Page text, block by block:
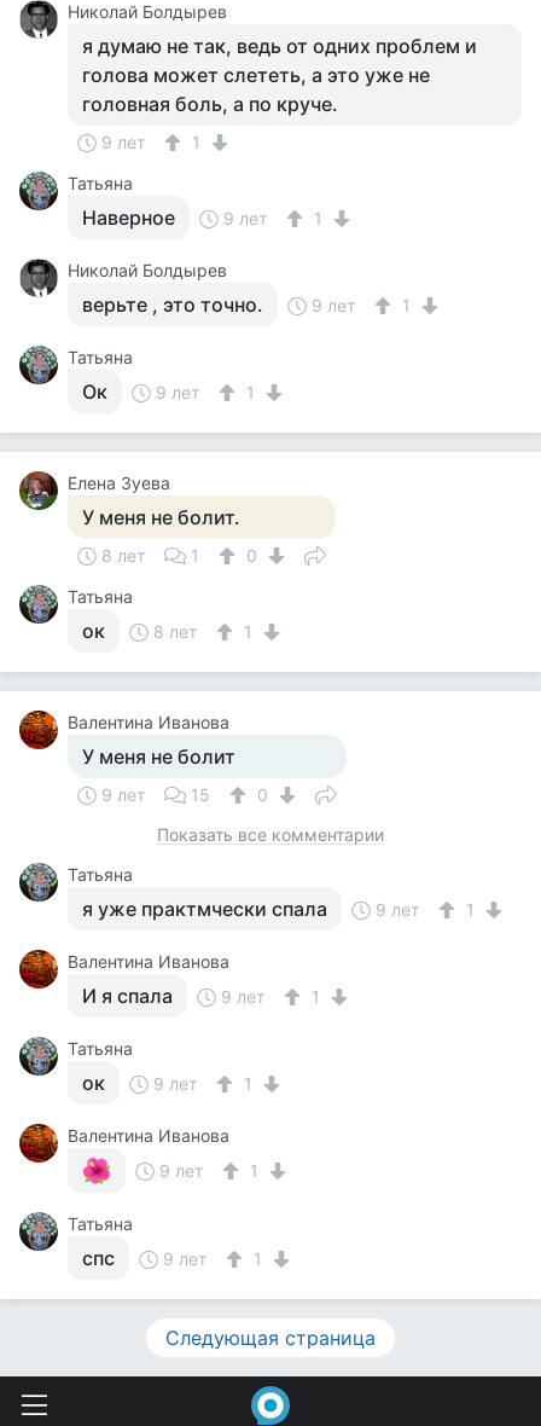
Николай Болдырев
я думаю не так, ведь от одних проблем и
голова может слететь, а это уже не
головная боль, а по круче.
9 лет
1
Татьяна
Наверное 9 лет 1
Николай Болдырев
верьте , это точно. 9 лет 1
Татьяна
Ок 9 лет 1
Елена Зуева
У меня не болит.
8 лет 1
0
Татьяна
ок 8 лет 1
Валентина Иванова
У меня не болит
9 лет 15
0
Показать все комментарии
Татьяна
я уже практмчески спала 9 лет 1
Валентина Иванова
И я спала 9 лет 1
Татьяна
ок 9 лет 1
Валентина Иванова
9 лет
1
Татьяна
спс 9 лет 1
Следующая страница